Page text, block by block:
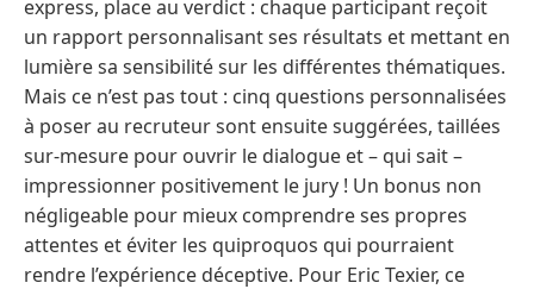
express, place au verdict : chaque participant reçoit
un rapport personnalisant ses résultats et mettant en
lumière sa sensibilité sur les différentes thématiques.
Mais ce n’est pas tout : cinq questions personnalisées
à poser au recruteur sont ensuite suggérées, taillées
sur-mesure pour ouvrir le dialogue et – qui sait –
impressionner positivement le jury ! Un bonus non
négligeable pour mieux comprendre ses propres
attentes et éviter les quiproquos qui pourraient
rendre l’expérience déceptive. Pour Eric Texier, ce